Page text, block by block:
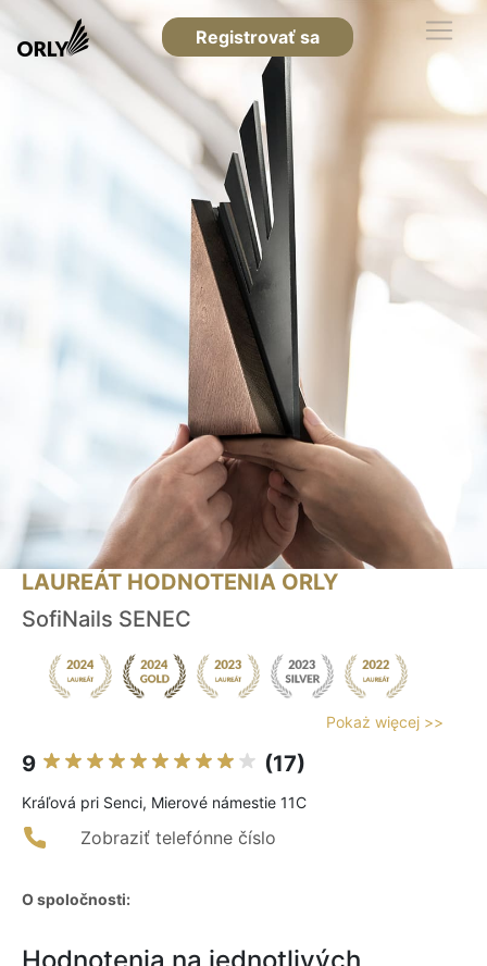
Registrovať sa
LAUREÁT HODNOTENIA ORLY
SofiNails SENEC
Pokaż więcej >>
9 (17)
Kráľová pri Senci, Mierové námestie 11C
Zobraziť telefónne číslo
O spoločnosti: